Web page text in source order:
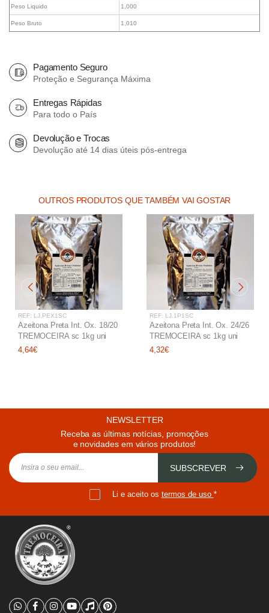
Peso Liquido 1,000
Peso Bruto 1,010
Pagamento Seguro
Proteção e Segurança Máxima
Entregas Rápidas
Para todo o País
Devolução e Trocas
Devolução até 14 dias úteis pós-entrega
OUTROS PRODUTOS QUE TAMBÉM VAI GOSTAR
REF: LJ.PEX1SC
Azeitona Preta Int. Ox. 18/20
TREMOCEIRA sc 1kg uni
4,64€
REF: LJ.1P1SC
Azeitona Preta Int. Ox. 24/26
TREMOCEIRA sc 1kg uni
4,32€
NEWSLETTER
Receba as últimas notícias, promoções
e novidades em vários produtos!
SUBSCREVER
Li e aceito os termos de uso *